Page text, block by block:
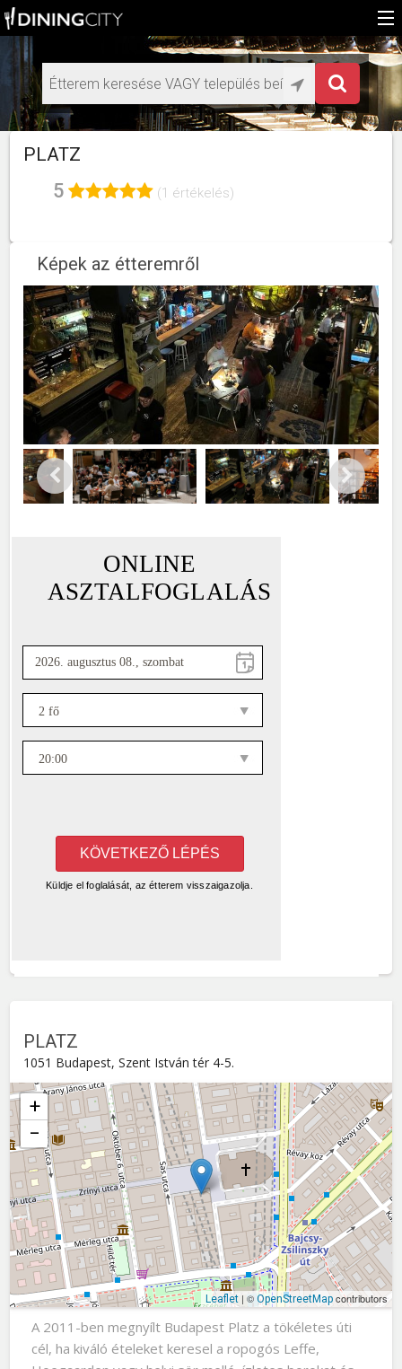
Főoldal
Médiaajánlat éttermeknek
HU
PLATZ
5 (1 értékelés)
Képek az étteremről
PLATZ
1051 Budapest, Szent István tér 4-5.
+
−
Leaflet| © OpenStreetMapcontributors
PLATZ
Szent István tér 4-5. , 1051Budapest
A 2011-ben megnyílt Budapest Platz a tökéletes úti
cél, ha kiváló ételeket keresel a ropogós Leffe,